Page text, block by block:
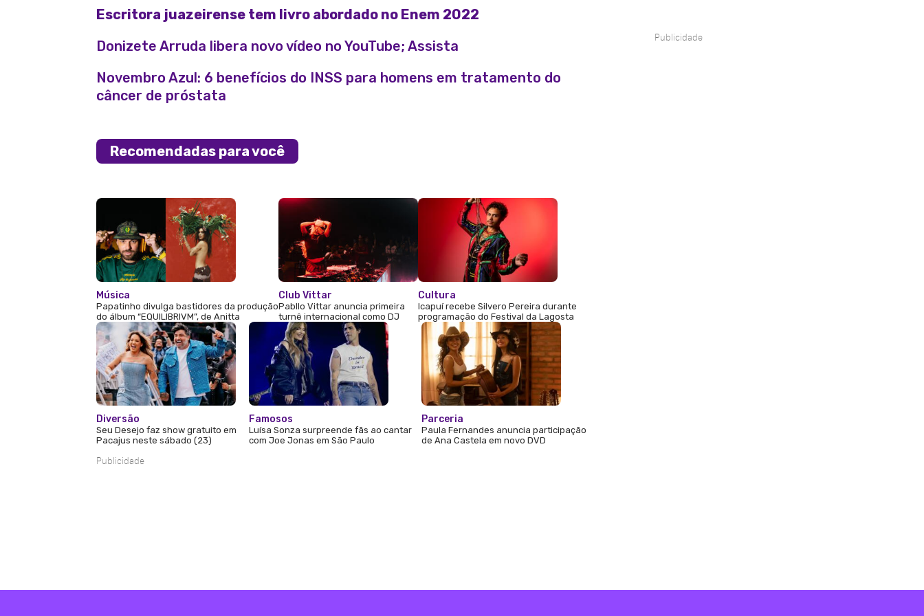
Escritora juazeirense tem livro abordado no Enem 2022
Donizete Arruda libera novo vídeo no YouTube; Assista
Novembro Azul: 6 benefícios do INSS para homens em tratamento do
câncer de próstata
Recomendadas para você
Música
Papatinho divulga bastidores da produção
do álbum “EQUILIBRIVM”, de Anitta
Club Vittar
Pabllo Vittar anuncia primeira
turnê internacional como DJ
Cultura
Icapuí recebe Silvero Pereira durante
programação do Festival da Lagosta
Diversão
Seu Desejo faz show gratuito em
Pacajus neste sábado (23)
Famosos
Luísa Sonza surpreende fãs ao cantar
com Joe Jonas em São Paulo
Parceria
Paula Fernandes anuncia participação
de Ana Castela em novo DVD
Publicidade
Publicidade